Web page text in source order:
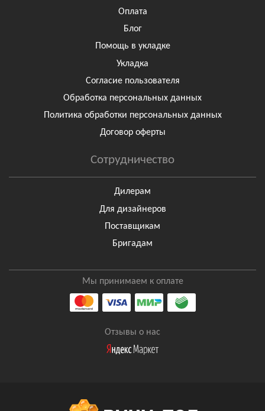
Оплата
Блог
Помощь в укладке
Укладка
Согласие пользователя
Обработка персональных данных
Политика обработки персональных данных
Договор оферты
Сотрудничество
Дилерам
Для дизайнеров
Поставщикам
Бригадам
Мы принимаем к оплате
Отзывы о нас